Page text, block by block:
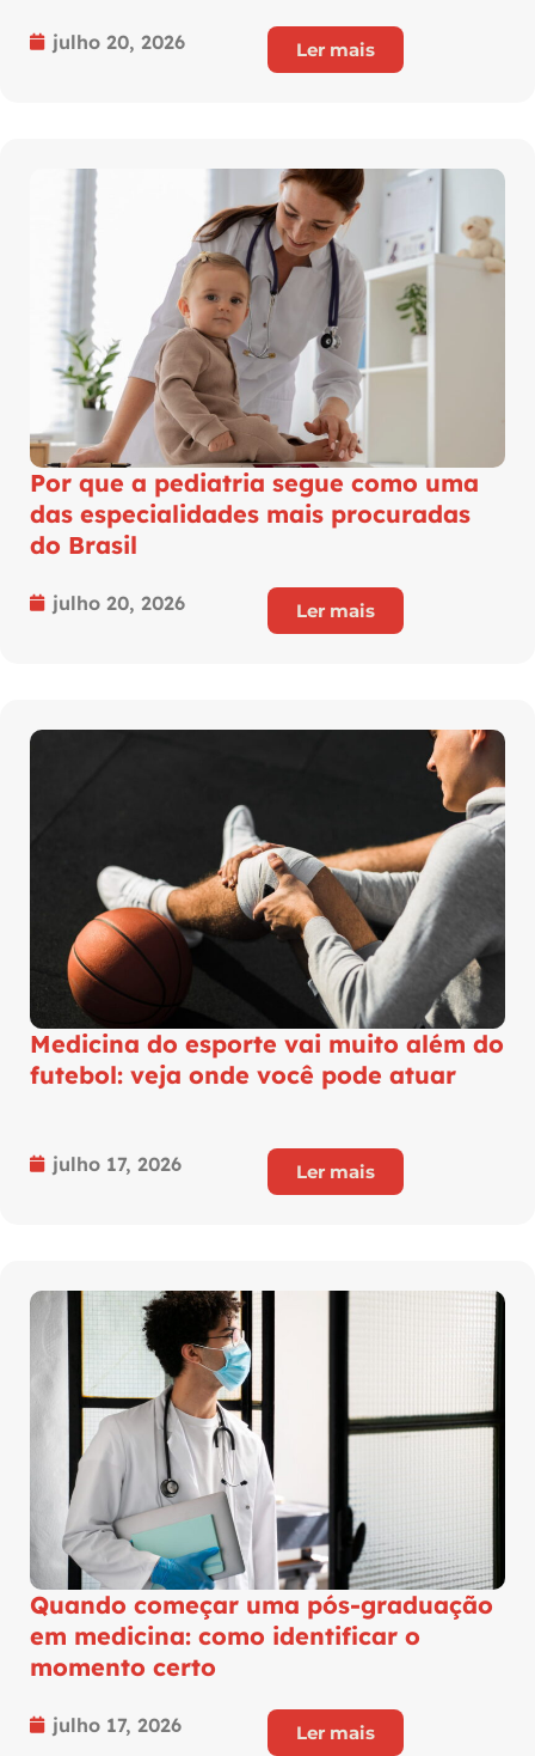
julho 20, 2026 Ler mais
Por que a pediatria segue como uma
das especialidades mais procuradas
do Brasil
julho 20, 2026 Ler mais
Medicina do esporte vai muito além do
futebol: veja onde você pode atuar
julho 17, 2026 Ler mais
Quando começar uma pós-graduação
em medicina: como identificar o
momento certo
julho 17, 2026 Ler mais